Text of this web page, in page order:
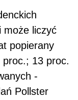
może liczyć
popierany
proc.; 13 proc.
-
Pollster